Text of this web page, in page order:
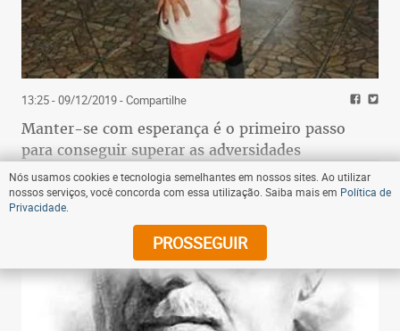
13:25 - 09/12/2019- Compartilhe
Manter-se com esperança é o primeiro passo
para conseguir superar as adversidades
Nós usamos cookies e tecnologia semelhantes em nossos sites. Ao utilizar
nossos serviços, você concorda com essa utilização. Saiba mais em Política de
Privacidade
PROSSEGUIR